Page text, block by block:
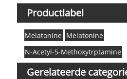
Productlabel
Melatonine Melatonine
N-Acetyl-5-Methoxytrptamine
Gerelateerde